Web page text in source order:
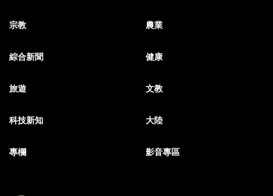
宗教 農業
綜合新聞 健康
旅遊 文教
科技新知 大陸
專欄 影音專區